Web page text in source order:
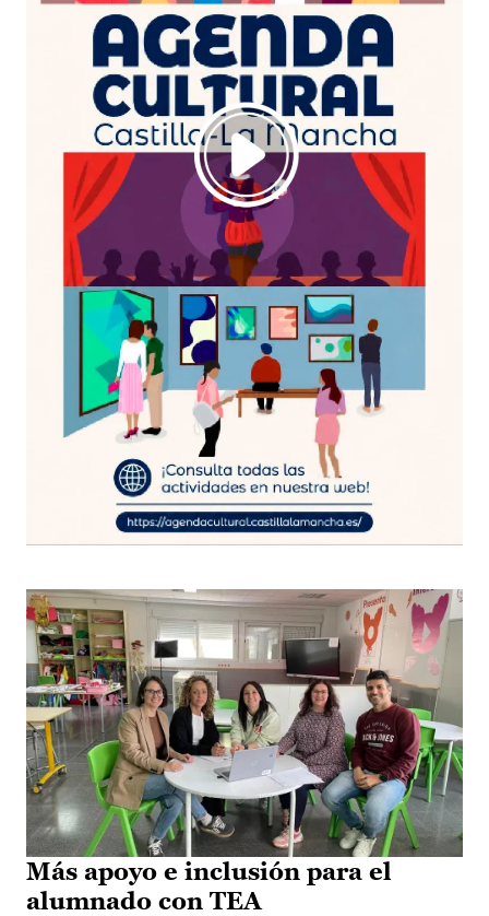
Más apoyo e inclusión para el
alumnado con TEA